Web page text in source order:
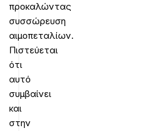
προκαλώντας
συσσώρευση
αιμοπεταλίων.
Πιστεύεται
ότι
αυτό
συμβαίνει
και
στην